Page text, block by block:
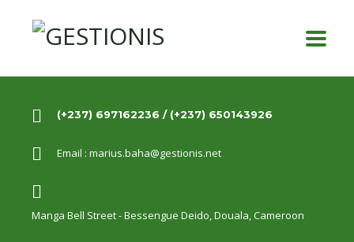
(+237) 697162236 / (+237) 650143926
Email : marius.baha@gestionis.net
Manga Bell Street - Bessengue Deido,Douala, Cameroon